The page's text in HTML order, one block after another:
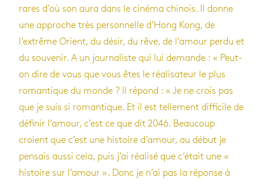
rares d’où son aura dans le cinéma chinois. Il donne
une approche très personnelle d’Hong Kong, de
l’extrême Orient, du désir, du rêve, de l’amour perdu et
du souvenir. A un journaliste qui lui demande : « Peut-
on dire de vous que vous êtes le réalisateur le plus
romantique du monde ? Il répond : « Je ne crois pas
que je suis si romantique. Et il est tellement difficile de
définir l’amour, c’est ce que dit 2046. Beaucoup
croient que c’est une histoire d’amour, au début je
pensais aussi cela, puis j’ai réalisé que c’était une «
histoire sur l’amour ». Donc je n’ai pas la réponse à